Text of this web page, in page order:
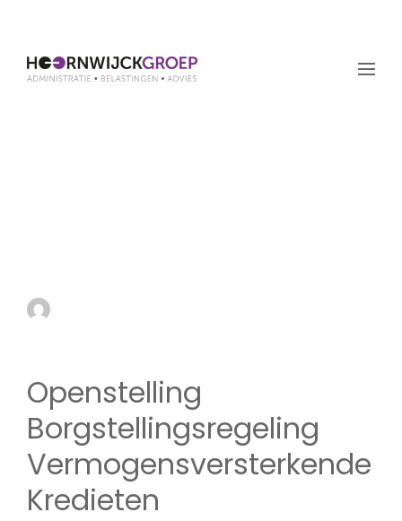
Openstelling
Borgstellingsregeling
Vermogensversterkende
Kredieten